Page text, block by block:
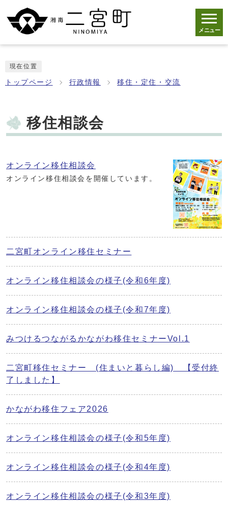
メニュー
現在位置
トップページ 行政情報 移住・定住・交流
移住相談会
オンライン移住相談会
オンライン移住相談会を開催しています。
二宮町オンライン移住セミナー
オンライン移住相談会の様子(令和6年度)
オンライン移住相談会の様子(令和7年度)
みつけるつながるかながわ移住セミナーVol.1
二宮町移住セミナー (住まいと暮らし編) 【受付終
了しました】
かながわ移住フェア2026
オンライン移住相談会の様子(令和5年度)
オンライン移住相談会の様子(令和4年度)
オンライン移住相談会の様子(令和3年度)